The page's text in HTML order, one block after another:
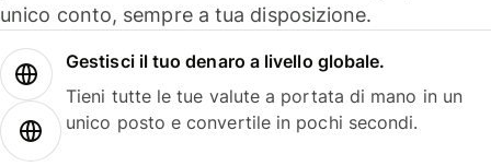
unico conto, sempre a tua disposizione.
Gestisci il tuo denaro a livello globale.
Tieni tutte le tue valute a portata di mano in un
unico posto e convertile in pochi secondi.